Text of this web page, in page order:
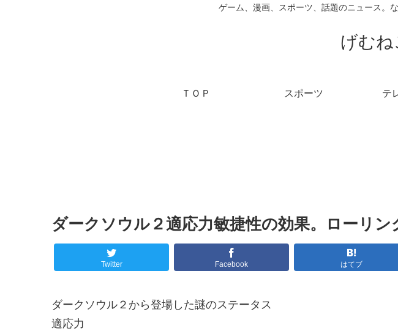
ゲーム、漫画、スポーツ、話題のニュース。
げむ
ＴＯＰ スポーツ テ
ダークソウル２適応力敏捷性の効果。ローリン
Twitter Facebook はてブ
ダークソウル２から登場した謎のステータス
適応力